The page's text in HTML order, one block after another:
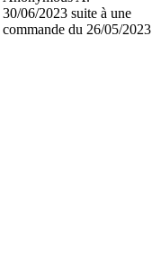
30/06/2023 suite à une
commande du 26/05/2023